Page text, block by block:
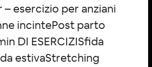
– esercizio per anziani
incintePost parto
DI ESERCIZISfida
estivaStretching